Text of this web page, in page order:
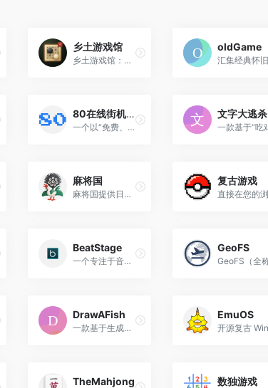
乡土游戏馆
乡土游戏馆：复刻中国民间老游戏。大炮轰小兵、西瓜棋、老虎吃羊、三斜棋、五子棋、斗兽棋、军棋翻棋……可双人对战，也可挑战多难度 AI。
oldGame
80在线街机游戏网
一个以“免费、无需安装、即点即玩”为核心理念的复古游戏收藏站，专注于收集和提供上世纪经典的街机（Arcade）及主机游戏资源。
文字大逃杀
麻将国
麻将国提供日本麻将、中国麻将、四川麻将、美国麻将、香港麻将、台湾麻将等玩法。与来自世界各地的数百万用户，一起学习麻将规则，在线玩麻将。
复古游戏
BeatStage
一个专注于音乐节奏游戏的在线平台，为玩家提供丰富多样的BGA音乐游戏体验。该网站汇集了来自原创、动漫、游戏、流行等多个音乐分类的曲目，满足不同玩家的音乐偏好。
GeoFS
DrawAFish
一款基于生成式 AI 的在线互动创作平台，用户只需在网页提供的简易画布上随手勾勒一条面向右侧的小鱼，选择颜色与笔刷粗细后点击“放生”，系统会实时通过神经网络判断作品是否像鱼。
EmuOS
TheMahjong 数独游戏